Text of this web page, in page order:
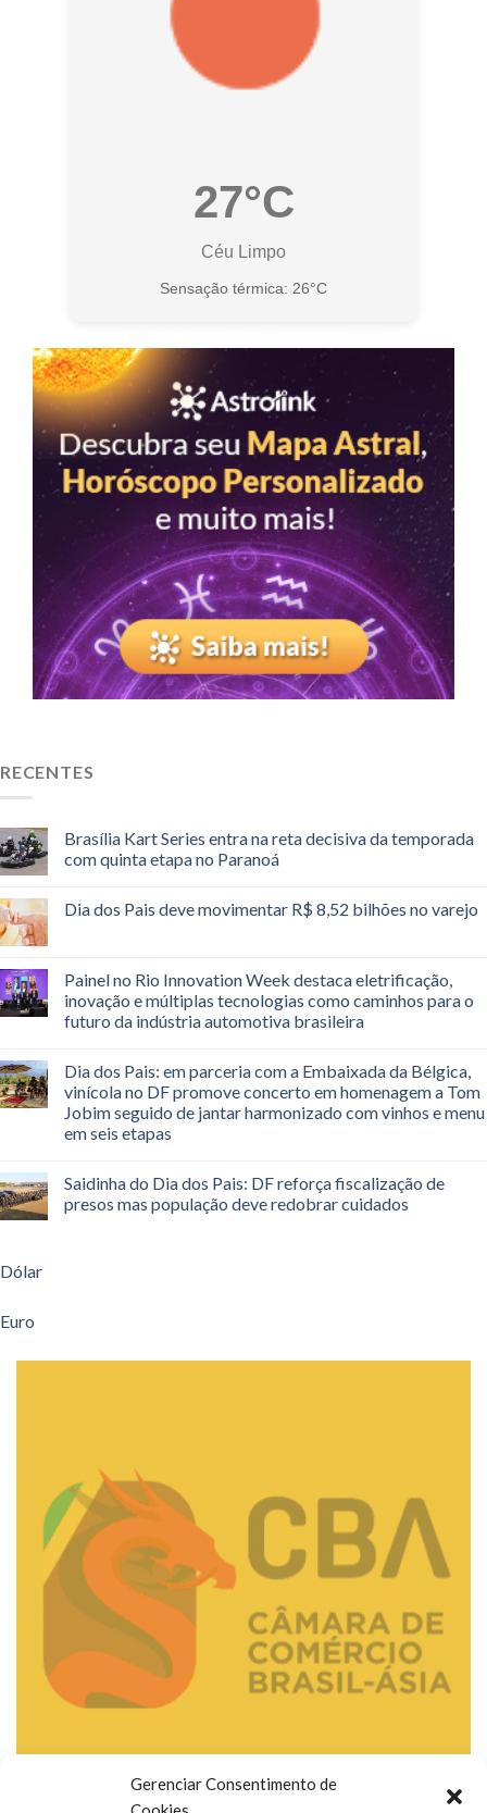
Gerenciar Consentimento de
27°C
Céu Limpo
Sensação térmica: 26°C
RECENTES
Brasília Kart Series entra na reta decisiva da temporada
com quinta etapa no Paranoá
Dia dos Pais deve movimentar R$ 8,52 bilhões no varejo
Painel no Rio Innovation Week destaca eletrificação,
inovação e múltiplas tecnologias como caminhos para o
futuro da indústria automotiva brasileira
Dia dos Pais: em parceria com a Embaixada da Bélgica,
vinícola no DF promove concerto em homenagem a Tom
Jobim seguido de jantar harmonizado com vinhos e menu
em seis etapas
Saidinha do Dia dos Pais: DF reforça fiscalização de
presos mas população deve redobrar cuidados
Dólar
Euro